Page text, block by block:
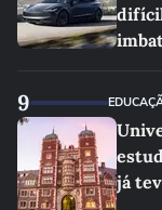
9
já